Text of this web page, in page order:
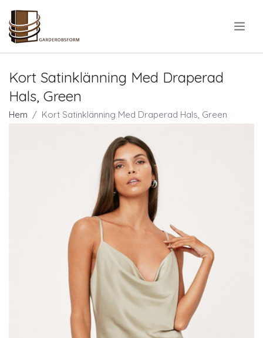
Kort Satinklänning Med Draperad
Hals, Green
Hem Kort Satinklänning Med Draperad Hals, Green